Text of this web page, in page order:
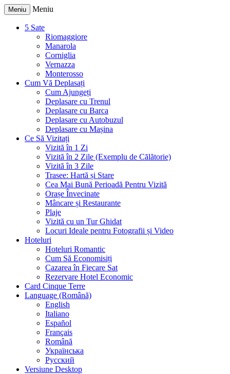
Meniu Meniu
5 Sate
Riomaggiore
Manarola
Corniglia
Vernazza
Monterosso
Cum Vă Deplasați
Cum Ajungeți
Deplasare cu Trenul
Deplasare cu Barca
Deplasare cu Autobuzul
Deplasare cu Mașina
Ce Să Vizitați
Vizită în 1 Zi
Vizită în 2 Zile (Exemplu de Călătorie)
Vizită în 3 Zile
Trasee: Hartă și Stare
Cea Mai Bună Perioadă Pentru Vizită
Orașe Învecinate
Mâncare și Restaurante
Plaje
Vizită cu un Tur Ghidat
Locuri Ideale pentru Fotografii și Video
Hoteluri
Hoteluri Romantic
Cum Să Economisiți
Cazarea în Fiecare Sat
Rezervare Hotel Economic
Card Cinque Terre
Language (Română)
English
Italiano
Español
Français
Română
Українська
Русский
Versiune Desktop